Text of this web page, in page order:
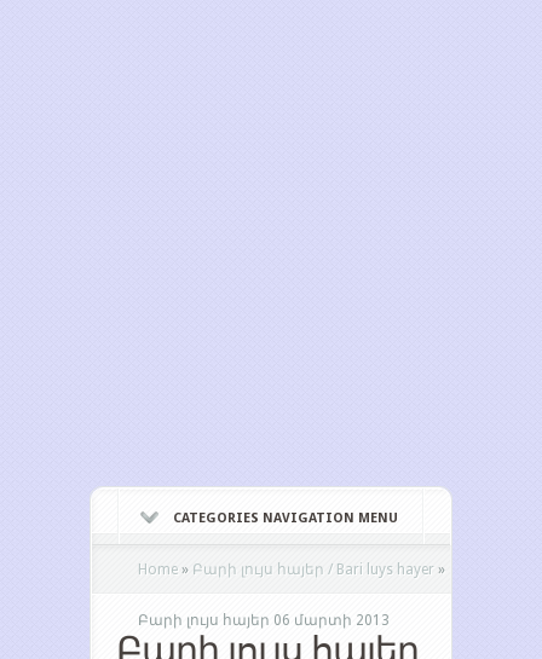
CATEGORIES NAVIGATION MENU
Home » Բարի լույս հայեր / Bari luys hayer »
Բարի լույս հայեր 06 մարտի 2013
Բարի լույս հայեր